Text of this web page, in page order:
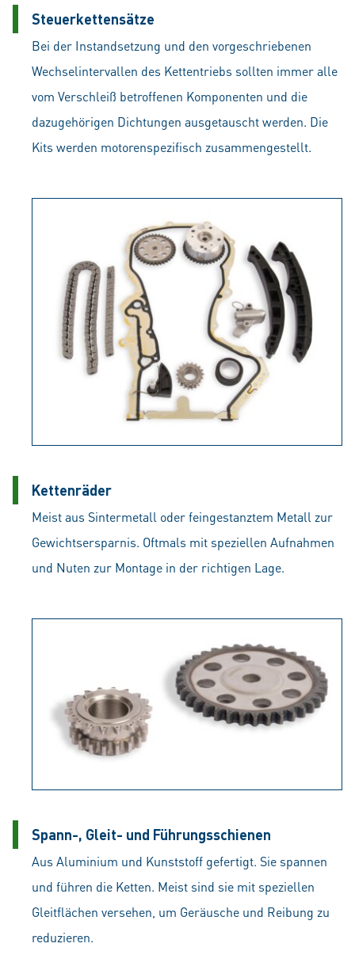
Steuerkettensätze
Bei der Instandsetzung und den vorgeschriebenen
Wechselintervallen des Kettentriebs sollten immer alle
vom Verschleiß betroffenen Komponenten und die
dazugehörigen Dichtungen ausgetauscht werden. Die
Kits werden motorenspezifisch zusammengestellt.
Kettenräder
Meist aus Sintermetall oder feingestanztem Metall zur
Gewichtsersparnis. Oftmals mit speziellen Aufnahmen
und Nuten zur Montage in der richtigen Lage.
Spann-, Gleit- und Führungsschienen
Aus Aluminium und Kunststoff gefertigt. Sie spannen
und führen die Ketten. Meist sind sie mit speziellen
Gleitflächen versehen, um Geräusche und Reibung zu
reduzieren.